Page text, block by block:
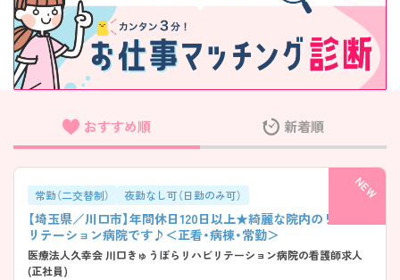
九州・沖縄
年収
年収500万円以上など 正社員、契約社員など
フリーワード検索
おすすめ順 新着順
常勤（二交替制） 夜勤なし可（日勤のみ可）
【埼玉県／川口市】年間休日120日以上★綺麗な院内のリハビ
リテーション病院です♪＜正看・病棟・常勤＞
医療法人久幸会 川口きゅうぽらリハビリテーション病院の看護師求人
(正社員)